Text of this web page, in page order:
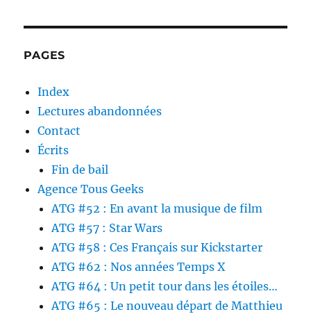
PAGES
Index
Lectures abandonnées
Contact
Écrits
Fin de bail
Agence Tous Geeks
ATG #52 : En avant la musique de film
ATG #57 : Star Wars
ATG #58 : Ces Français sur Kickstarter
ATG #62 : Nos années Temps X
ATG #64 : Un petit tour dans les étoiles…
ATG #65 : Le nouveau départ de Matthieu